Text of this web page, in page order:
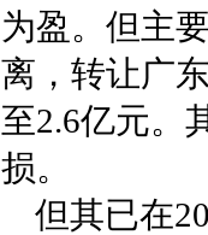
为盈。但主
离，转让广
至2.6亿元。
损。
但其已在